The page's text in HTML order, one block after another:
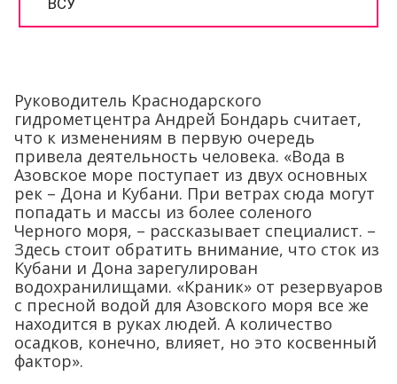
Руководитель Краснодарского
гидрометцентра Андрей Бондарь считает,
что к изменениям в первую очередь
привела деятельность человека. «Вода в
Азовское море поступает из двух основных
рек – Дона и Кубани. При ветрах сюда могут
попадать и массы из более соленого
Черного моря, – рассказывает специалист. –
Здесь стоит обратить внимание, что сток из
Кубани и Дона зарегулирован
водохранилищами. «Краник» от резервуаров
с пресной водой для Азовского моря все же
находится в руках людей. А количество
осадков, конечно, влияет, но это косвенный
фактор».